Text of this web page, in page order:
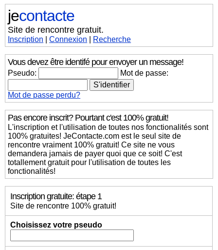
jecontacte
Site de rencontre gratuit.
Inscription |Connexion Recherche
Vous devez être identifé pour envoyer un message!
Pseudo: Mot de passe:
Mot de passe perdu?
Pas encore inscrit? Pourtant c'est 100% gratuit!
L'inscription et l'utilisation de toutes nos fonctionalités sont
100% gratuites! JeContacte.com est le seul site de
rencontre vraiment 100% gratuit! Ce site ne vous
demandera jamais de payer quoi que ce soit! C'est
totallement gratuit pour l'utilisation de toutes les
fonctionalités!
Inscription gratuite: étape 1
Site de rencontre 100% gratuit!
Choisissez votre pseudo